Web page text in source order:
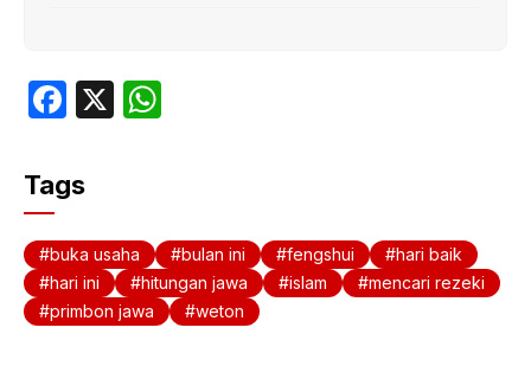
F
c
e
b
o
o
X
A
p
p
Tags
buka usaha bulan ini fengshui
hari baik
hari ini
hitungan jawa islam
mencari rezeki
primbon jawa
weton